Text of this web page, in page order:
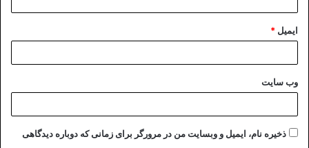
ایمیل *
وب‌ سایت
ذخیره نام، ایمیل و وبسایت من در مرورگر برای زمانی که دوباره دیدگاهی